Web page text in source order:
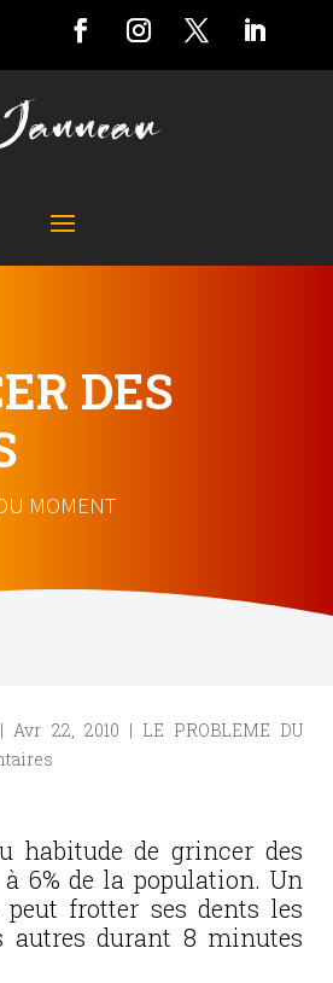
DES
MOMENT
|Avr 22, 2010 | LE PROBLEME DU
habitude de grincer des
6% de la population. Un
frotter ses dents les
autres durant 8 minutes